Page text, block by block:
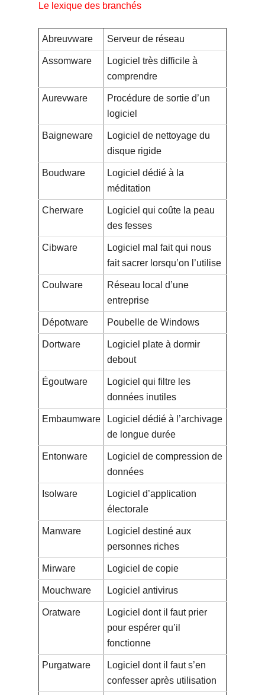
Le lexique des branchés
Abreuvware Serveur de réseau
Assomware
Logiciel très difficile à
comprendre
Aurevware
Procédure de sortie d’un
logiciel
Baigneware
Logiciel de nettoyage du
disque rigide
Boudware
Logiciel dédié à la
méditation
Cherware
Logiciel qui coûte la peau
des fesses
Cibware
Logiciel mal fait qui nous
fait sacrer lorsqu’on l’utilise
Coulware
Réseau local d’une
entreprise
Dépotware Poubelle de Windows
Dortware
Logiciel plate à dormir
debout
Égoutware
Logiciel qui filtre les
données inutiles
Embaumware
Logiciel dédié à l’archivage
de longue durée
Entonware
Logiciel de compression de
données
Isolware
Logiciel d’application
électorale
Manware
Logiciel destiné aux
personnes riches
Mirware Logiciel de copie
Mouchware Logiciel antivirus
Oratware
Logiciel dont il faut prier
pour espérer qu’il
fonctionne
Purgatware
Logiciel dont il faut s’en
confesser après utilisation